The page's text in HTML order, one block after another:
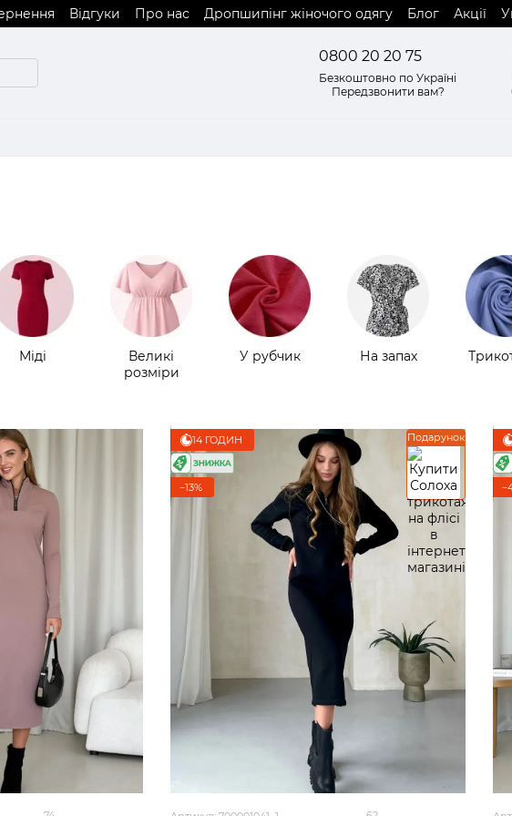
Відгуки Про нас Дропшипінг жіночого одягу Блог Акції
0800 20 20 75
Безкоштовно по Україні
Передзвонити вам?
Міді
Великі
розміри
У рубчик На запах
Подарунок
14 ГОДИН
−13%